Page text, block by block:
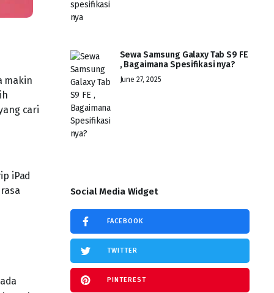
makin
cari
iPad
Sewa Samsung Galaxy Tab S9 FE
, Bagaimana Spesifikasi nya?
June 27, 2025
Social Media Widget
FACEBOOK
TWITTER
PINTEREST